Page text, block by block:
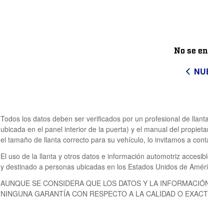
No se
Todos los datos deben ser verificados por un profesional de
ubicada en el panel interior de la puerta) y el manual del
el tamaño de llanta correcto para su vehículo, lo invitamos a
El uso de la llanta y otros datos e información automotriz
y destinado a personas ubicadas en los Estados Unidos de
AUNQUE SE CONSIDERA QUE LOS DATOS Y LA
NINGUNA GARANTÍA CON RESPECTO A LA CALIDAD O